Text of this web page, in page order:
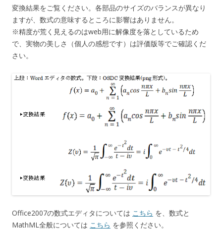
変換結果をご覧ください。各部品のサイズのバランスが異なり
ますが、数式の意味するところに影響はありません。
※精度が荒く見えるのはweb用に解像度を落としているため
で、実物の美しさ（個人の感想です）は評価版等でご確認くだ
さい。
Office2007の数式エディタについては こちら を、数式と
MathML全般については こちら を参照ください。